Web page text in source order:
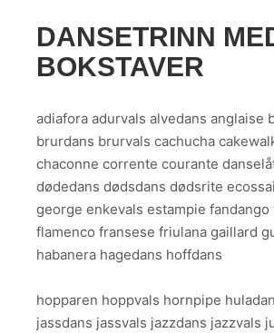
DANSETRINN
BOKSTAVER
adiafora adurvals alvedans anglaise
brurdans brurvals cachucha
chaconne corrente courante
dødedans dødsdans dødsrite
george enkevals estampie fandango
flamenco fransese friulana gaillard
habanera hagedans hoffdans
hopparen hoppvals hornpipe
jassdans jassvals jazzdans jazzvals